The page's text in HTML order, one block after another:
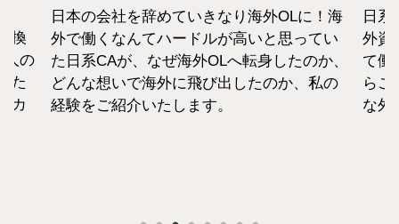
換
人の
た
カ
日本の会社を辞めていきなり海外OLに！海
外で働くなんてハードルが高いと思ってい
た日系CAが、なぜ海外OLへ転身したのか、
どんな想いで海外に飛び出したのか、私の
経験をご紹介いたします。
日
外資
て働
らこ
な外